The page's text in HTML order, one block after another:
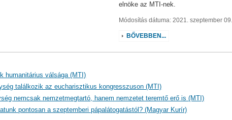
elnöke az MTI-nek.
Módosítás dátuma: 2021. szeptember
BŐVEBBEN...
humanitárius válsága (MTI)
találkozik az eucharisztikus kongresszuson (MTI)
nemcsak nemzetmegtartó, hanem nemzetet teremtő erő is (MTI)
pontosan a szeptemberi pápalátogatástól? (Magyar Kurír)